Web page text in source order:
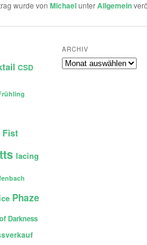
wurde von MichaelunterAllgemein
CSD
Fist
lacing
Phaze
Darkness
ARCHIV
Archiv